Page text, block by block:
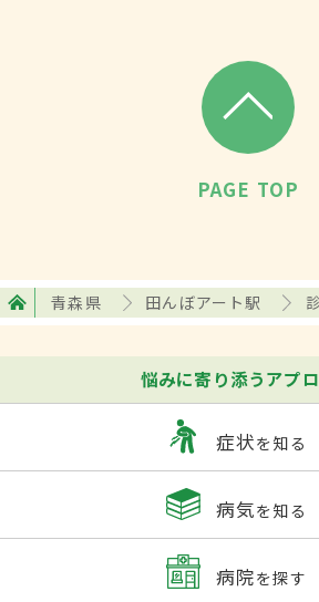
PAGE TOP
青森県 田んぼアート駅
悩みに寄り添うアプ
症状を知る
病気を知る
病院を探す